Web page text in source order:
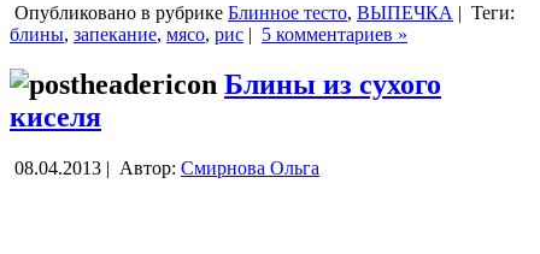
Опубликовано в рубрике Блинное тесто, ВЫПЕЧКА | Теги:
блины, запекание, мясо, рис | 5 комментариев »
Блины из сухого
киселя
08.04.2013 | Автор: Смирнова Ольга